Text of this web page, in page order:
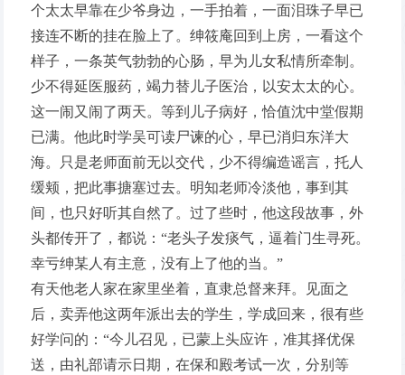
个太太早靠在少爷身边，一手拍着，一面泪珠子早已
接连不断的挂在脸上了。绅筱庵回到上房，一看这个
样子，一条英气勃勃的心肠，早为儿女私情所牵制。
少不得延医服药，竭力替儿子医治，以安太太的心。
这一闹又闹了两天。等到儿子病好，恰值沈中堂假期
已满。他此时学吴可读尸谏的心，早已消归东洋大
海。只是老师面前无以交代，少不得编造谣言，托人
缓颊，把此事搪塞过去。明知老师冷淡他，事到其
间，也只好听其自然了。过了些时，他这段故事，外
头都传开了，都说：“老头子发痰气，逼着门生寻死。
幸亏绅某人有主意，没有上了他的当。”
有天他老人家在家里坐着，直隶总督来拜。见面之
后，卖弄他这两年派出去的学生，学成回来，很有些
好学问的：“今儿召见，已蒙上头应许，准其择优保
送，由礼部请示日期，在保和殿考试一次，分别等